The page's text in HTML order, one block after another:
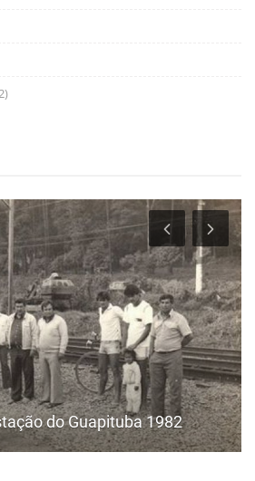
do Guapituba 1982